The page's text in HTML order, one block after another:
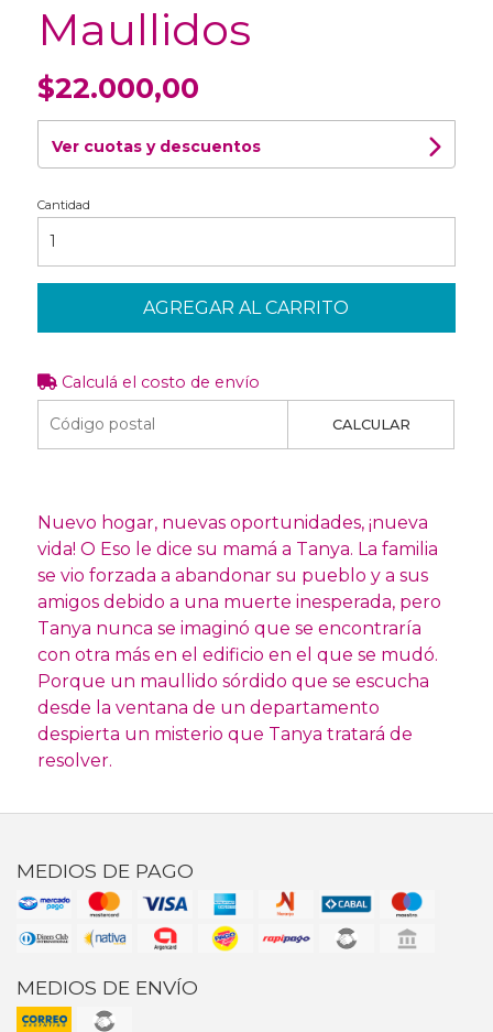
Maullidos
$22.000,00
Ver cuotas y descuentos
Cantidad
AGREGAR AL CARRITO
Calculá el costo de envío
CALCULAR
Nuevo hogar, nuevas oportunidades, ¡nueva
vida! O Eso le dice su mamá a Tanya. La familia
se vio forzada a abandonar su pueblo y a sus
amigos debido a una muerte inesperada, pero
Tanya nunca se imaginó que se encontraría
con otra más en el edificio en el que se mudó.
Porque un maullido sórdido que se escucha
desde la ventana de un departamento
despierta un misterio que Tanya tratará de
resolver.
MEDIOS DE PAGO
MEDIOS DE ENVÍO